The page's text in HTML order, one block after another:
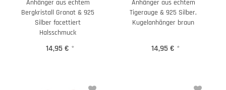
Anhänger aus echtem
Bergkristall Granat & 925
Silber facettiert
Halsschmuck
14,95 € *
Anhänger aus echtem
Tigerauge & 925 Silber,
Kugelanhänger braun
14,95 € *